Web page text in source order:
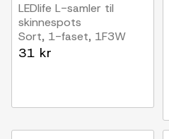
LEDlife L-samler til
skinnespots
Sort, 1-faset, 1F3W
31 kr